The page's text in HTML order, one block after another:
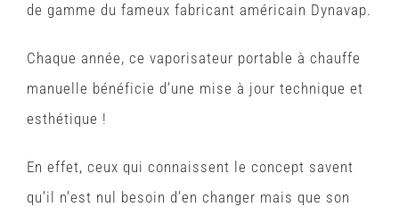
de gamme du fameux fabricant américain Dynavap.
Chaque année, ce vaporisateur portable à chauffe
manuelle bénéficie d’une mise à jour technique et
esthétique !
En effet, ceux qui connaissent le concept savent
qu’il n’est nul besoin d’en changer mais que son